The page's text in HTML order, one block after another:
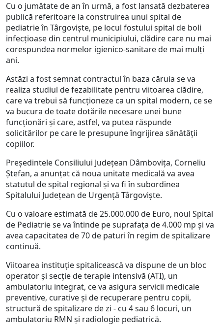
Cu o jumătate de an în urmă, a fost lansată dezbaterea
publică referitoare la construirea unui spital de
pediatrie în Târgoviște, pe locul fostului spital de boli
infecțioase din centrul municipiului, clădire care nu mai
corespundea normelor igienico-sanitare de mai mulți
ani.
Astăzi a fost semnat contractul în baza căruia se va
realiza studiul de fezabilitate pentru viitoarea clădire,
care va trebui să funcționeze ca un spital modern, ce se
va bucura de toate dotările necesare unei bune
funcționări și care, astfel, va putea răspunde
solicitărilor pe care le presupune îngrijirea sănătății
copiilor.
Președintele Consiliului Județean Dâmbovița, Corneliu
Ștefan, a anunțat că noua unitate medicală va avea
statutul de spital regional și va fi în subordinea
Spitalului Județean de Urgență Târgoviște.
Cu o valoare estimată de 25.000.000 de Euro, noul Spital
de Pediatrie se va întinde pe suprafața de 4.000 mp și va
avea capacitatea de 70 de paturi în regim de spitalizare
continuă.
Viitoarea instituție spitalicească va dispune de un bloc
operator și secție de terapie intensivă (ATI), un
ambulatoriu integrat, ce va asigura servicii medicale
preventive, curative şi de recuperare pentru copii,
structură de spitalizare de zi - cu 4 sau 6 locuri, un
ambulatoriu RMN și radiologie pediatrică.